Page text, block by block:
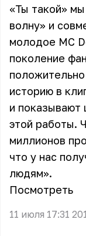
«Ты такой»
волну» и
молодое MC
поколение
историю в
и показывают
этой работы.
миллионов
что у нас
людям».
Посмотреть
11 июля 17:31